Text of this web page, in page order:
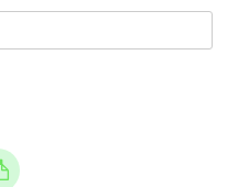
欠如を指します。理性とは、物